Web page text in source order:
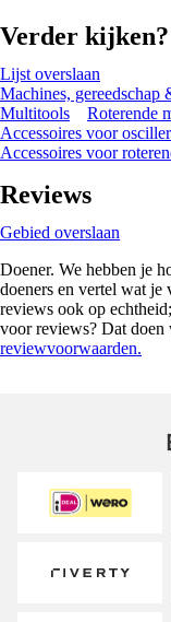
Verder kijken?
Lijst overslaan
Machines, gereedschap
Multitools
Roterende
Accessoires voor
Accessoires voor
Reviews
Gebied overslaan
Doener. We hebben je
doeners en vertel wat je
reviews ook op
voor reviews? Dat
reviewvoorwaarden.